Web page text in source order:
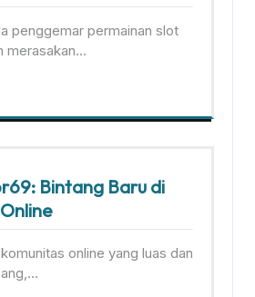
penggemar permainan slot
merasakan…
Bintang Baru di
online yang luas dan